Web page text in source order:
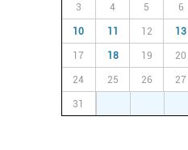
3 4 5 6
10 11 12 13
17 18 19 20
24 25 26 27
31